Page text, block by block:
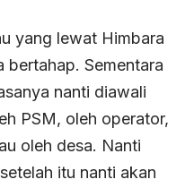
yang lewat Himbara
bertahap. Sementara
nanti diawali
PSM, oleh operator,
oleh desa. Nanti
itu nanti akan